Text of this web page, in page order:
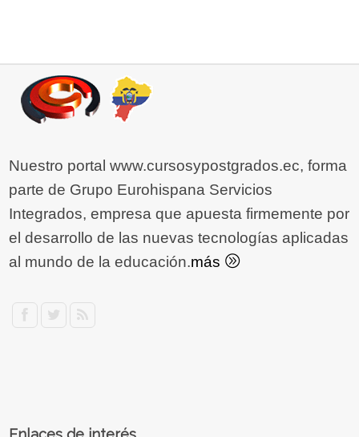
Nuestro portal www.cursosypostgrados.ec, forma
parte de Grupo Eurohispana Servicios
Integrados, empresa que apuesta firmemente por
el desarrollo de las nuevas tecnologías aplicadas
al mundo de la educación.más